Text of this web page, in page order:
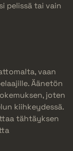
pelissä tai vain
vaan
Äänetön
joten
kiihkeydessä.
tähtäyksen